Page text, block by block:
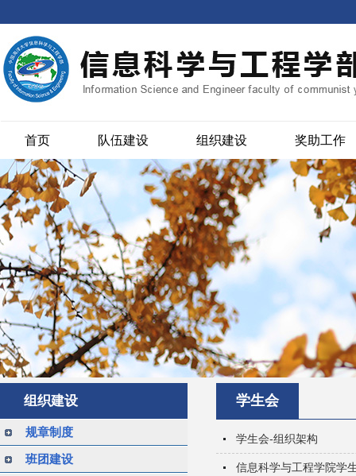
首页 队伍建设 组织建设 奖助工作
组织建设
规章制度
班团建设
学生会
学生会-组织架构
信息科学与工程学院学